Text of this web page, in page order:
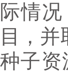
际情
目，
种子资